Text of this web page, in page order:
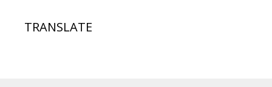
TRANSLATE